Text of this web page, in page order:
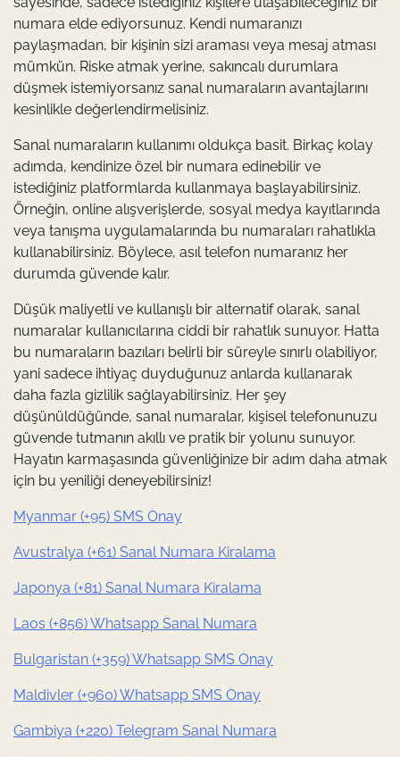
numara elde ediyorsunuz. Kendi numaranızı
paylaşmadan, bir kişinin sizi araması veya mesaj atması
mümkün. Riske atmak yerine, sakıncalı durumlara
düşmek istemiyorsanız sanal numaraların avantajlarını
kesinlikle değerlendirmelisiniz.
Sanal numaraların kullanımı oldukça basit. Birkaç kolay
adımda, kendinize özel bir numara edinebilir ve
istediğiniz platformlarda kullanmaya başlayabilirsiniz.
Örneğin, online alışverişlerde, sosyal medya kayıtlarında
veya tanışma uygulamalarında bu numaraları rahatlıkla
kullanabilirsiniz. Böylece, asıl telefon numaranız her
durumda güvende kalır.
Düşük maliyetli ve kullanışlı bir alternatif olarak, sanal
numaralar kullanıcılarına ciddi bir rahatlık sunuyor. Hatta
bu numaraların bazıları belirli bir süreyle sınırlı olabiliyor,
yani sadece ihtiyaç duyduğunuz anlarda kullanarak
daha fazla gizlilik sağlayabilirsiniz. Her şey
düşünüldüğünde, sanal numaralar, kişisel telefonunuzu
güvende tutmanın akıllı ve pratik bir yolunu sunuyor.
Hayatın karmaşasında güvenliğinize bir adım daha atmak
için bu yeniliği deneyebilirsiniz!
Myanmar (+95) SMS Onay
Avustralya (+61) Sanal Numara Kiralama
Japonya (+81) Sanal Numara Kiralama
Laos (+856) Whatsapp Sanal Numara
Bulgaristan (+359) Whatsapp SMS Onay
Maldivler (+960) Whatsapp SMS Onay
Gambiya (+220) Telegram Sanal Numara